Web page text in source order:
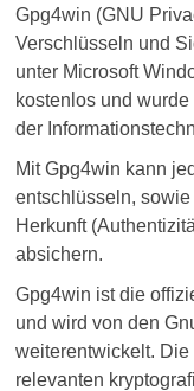
Gpg4win (GNU
Verschlüsseln und
unter Microsoft
kostenlos und
der
Mit Gpg4win kann
entschlüsseln,
Herkunft
absichern.
Gpg4win ist die
und wird von den
weiterentwickelt.
relevanten